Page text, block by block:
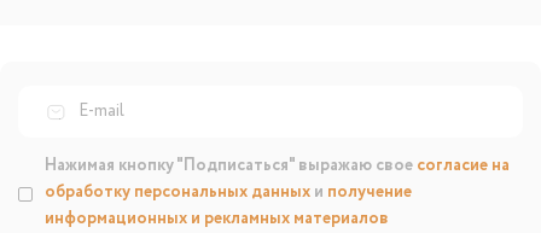
Нажимая кнопку "Подписаться" выражаю свое согласие на
обработку персональных данных и получение
информационных и рекламных материалов